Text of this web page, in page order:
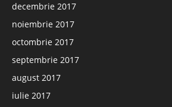
decembrie 2017
noiembrie 2017
octombrie 2017
septembrie 2017
august 2017
iulie 2017